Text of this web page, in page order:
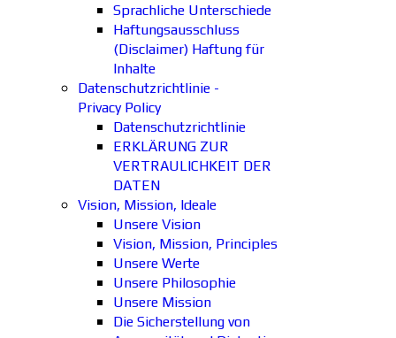
Sprachliche Unterschiede
Haftungsausschluss
(Disclaimer) Haftung für
Inhalte
Datenschutzrichtlinie -
Privacy Policy
Datenschutzrichtlinie
ERKLÄRUNG ZUR
VERTRAULICHKEIT DER
DATEN
Vision, Mission, Ideale
Unsere Vision
Vision, Mission, Principles
Unsere Werte
Unsere Philosophie
Unsere Mission
Die Sicherstellung von